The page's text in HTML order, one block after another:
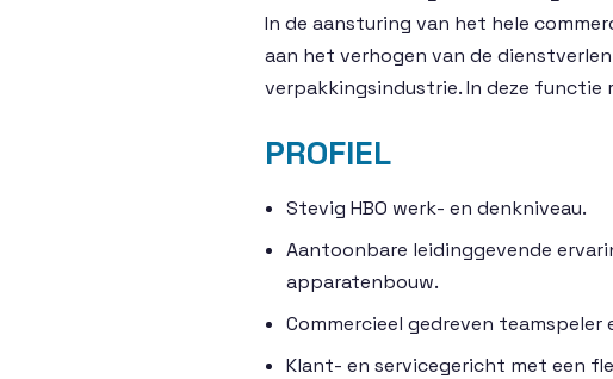
In de aansturing van het hele
aan het verhogen van de
verpakkingsindustrie. In deze functie
PROFIEL
Stevig HBO werk- en denkniveau.
Aantoonbare leidinggevende
apparatenbouw.
Commercieel gedreven
Klant- en servicegericht met een